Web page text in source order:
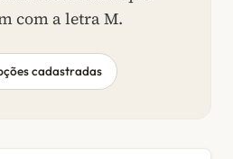
com a letra M.
cadastradas